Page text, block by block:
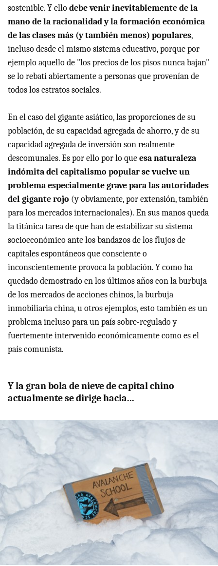
sostenible. Y ellodebe venir inevitablemente de la
mano de la racionalidad y la formación económica
de las clases más (y también menos) populares,
incluso desde el mismo sistema educativo, porque por
ejemplo aquello de "los precios de los pisos nunca bajan"
se lo rebatí abiertamente a personas que provenían de
todos los estratos sociales.
En el caso del gigante asiático, las proporciones de su
población, de su capacidad agregada de ahorro, y de su
capacidad agregada de inversión son realmente
descomunales. Es por ello por lo queesa naturaleza
indómita del capitalismo popular se vuelve un
problema especialmente grave para las autoridades
del gigante rojo (y obviamente, por extensión, también
para los mercados internacionales). En sus manos queda
la titánica tarea de que han de estabilizar su sistema
socioeconómico ante los bandazos de los flujos de
capitales espontáneos que consciente o
inconscientemente provoca la población. Y como ha
quedado demostrado en los últimos años con la burbuja
de los mercados de acciones chinos, la burbuja
inmobiliaria china, u otros ejemplos, esto también es un
problema incluso para un país sobre-regulado y
fuertemente intervenido económicamente como es el
país comunista.
Y la gran bola de nieve de capital chino
actualmente se dirige hacia...